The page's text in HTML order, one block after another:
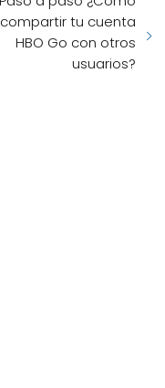
compartir tu cuenta
HBO Go con otros
usuarios?